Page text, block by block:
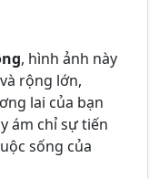
, hình ảnh này
rộng lớn,
lai của bạn
ám chỉ sự tiến
sống của